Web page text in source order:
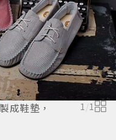
成鞋墊，
1 /1